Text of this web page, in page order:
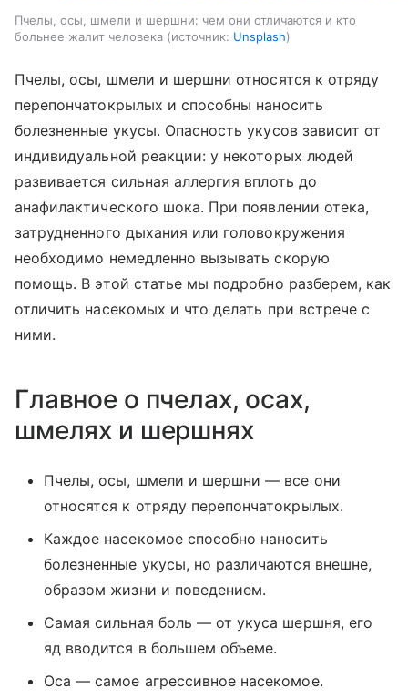
Пчелы, осы, шмели и шершни: чем они отличаются и кто
больнее жалит человека
источник: Unsplash
Пчелы, осы, шмели и шершни относятся к отряду
перепончатокрылых и способны наносить
болезненные укусы. Опасность укусов зависит от
индивидуальной реакции: у некоторых людей
развивается сильная аллергия вплоть до
анафилактического шока. При появлении отека,
затрудненного дыхания или головокружения
необходимо немедленно вызывать скорую
помощь. В этой статье мы подробно разберем, как
отличить насекомых и что делать при встрече с
ними.
Главное о пчелах, осах,
шмелях и шершнях
Пчелы, осы, шмели и шершни — все они
относятся к отряду перепончатокрылых.
Каждое насекомое способно наносить
болезненные укусы, но различаются внешне,
образом жизни и поведением.
Самая сильная боль — от укуса шершня, его
яд вводится в большем объеме.
Оса — самое агрессивное насекомое.